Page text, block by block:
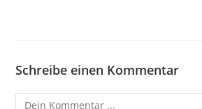
Schreibe einen Kommentar
Kommentieren